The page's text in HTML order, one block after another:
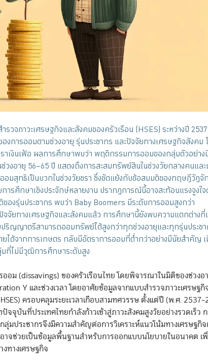
จภาวะเศรษฐกิจและสังคมของครัวเรือน (HSES) ระหว่างปี
การออมตามช่วงอายุ รุ่นประชากร และปัจจัยทางเศรษฐกิจสังคม
าเงินเฟ้อ ผลการศึกษาพบว่า พฤติกรรมการออมของกลุ่มตัวอย่าง
งอายุ 56–65 ปี แสดงถึงการสะสมทรัพย์สินในช่วงวัยกลางคนและ
มสุทธิเป็นบวกในช่วงวัยชรา ซึ่งขัดแย้งกับข้อสมมติของทฤษฎีวัฏจั
รศึกษาเชิงประจักษ์หลายงาน ปรากฏการณ์นี้อาจสะท้อนแรงจูงใจ
องรุ่นประชากร พบว่า Baby Boomers มีระดับการออมสูงกว่า
จัยทางเศรษฐกิจและสังคมแล้ว การศึกษานี้ยังพบความแตกต่างที่
ริญญาตรีสามารถออมทรัพย์ได้สูงกว่าทุกช่วงอายุและทุกรุ่นประช
ด้จากการเกษตร กลับมีอัตราการออมที่ต่ำกว่าอย่างมีนัยสำคัญ เ
มที่ไม่มีวุฒิการศึกษาระดับสูง
ม (dissavings) ของครัวเรือนไทย โดยพิจารณาในมิติของช่วงอ
Y และช่วงเวลา โดยอาศัยข้อมูลจากแบบสำรวจภาวะเศรษฐกิ
ครอบคลุมระยะเวลาเกือบสามทศวรรษ ตั้งแต่ปี (พ.ศ.
บันที่ประเทศไทยกำลังก้าวเข้าสู่ภาวะสังคมสูงวัยอย่างรวดเร็ว
มประชากรจึงมีความสำคัญต่อการวิเคราะห์แนวโน้มทางเศรษฐกิจ
าจช่วยเป็นข้อมูลพื้นฐานสำหรับการออกแบบนโยบายในอนาคต เ
ทางเศรษฐกิจ